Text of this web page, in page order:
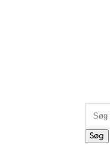
efter:
Søg